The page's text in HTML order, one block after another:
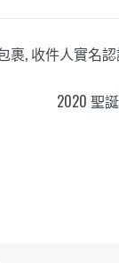
裹, 收件人實名
2020 聖